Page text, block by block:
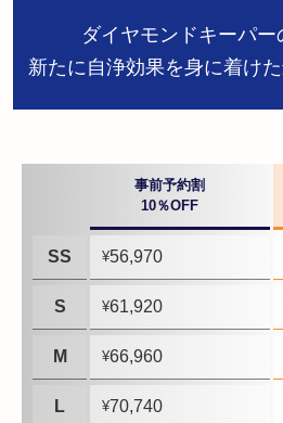
ダイヤモンドキーパー
新たに自浄効果を身に着け
事前予約割
10％OFF
SS ¥56,970
S ¥61,920
M ¥66,960
L ¥70,740